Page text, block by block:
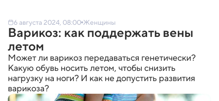
6 августа 2024, 08:00 Женщины
Варикоз: как поддержать вены
летом
Может ли варикоз передаваться генетически?
Какую обувь носить летом, чтобы снизить
нагрузку на ноги? И как не допустить развития
варикоза?